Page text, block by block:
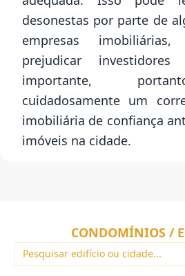
desonestas por parte de
empresas
prejudicar investidores
importante,
cuidadosamente um
imobiliária de confiança
imóveis na cidade.
CONDOMÍNIOS /